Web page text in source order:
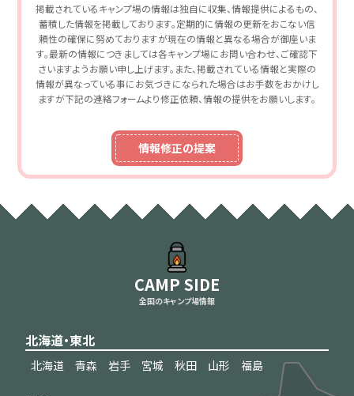
掲載されているキャンプ場の情報は独自に収集、情報提供によるもの、
蓄積した情報を掲載しております。定期的に情報の更新をおこない信
頼性の確保に努めておりますが現在の情報と異なる場合が御座いま
す。最新の情報につきましては各キャンプ場にお問い合わせ、ご確認下
さいますようお願い申し上げます。また、掲載されている情報と実際の
情報が異なっている事にお気づきになられた場合はお手数をおかけし
ますが下記の連絡フォームより修正依頼、情報の提供をお願いします。
情報修正の提案
CAMP SIDE
全国のキャンプ場情報
北海道・東北
北海道 青森 岩手 宮城 秋田 山形 福島